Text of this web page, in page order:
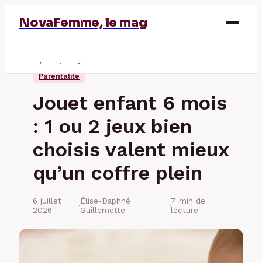
NovaFemme, le mag
Santé & Bien-être
Parentalité
Jouet enfant 6 mois
: 1 ou 2 jeux bien
choisis valent mieux
qu’un coffre plein
6 juillet
2026
·Élise-Daphné
Guillemette
·7 min de
lecture